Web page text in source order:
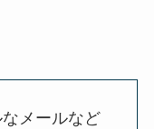
メールなど